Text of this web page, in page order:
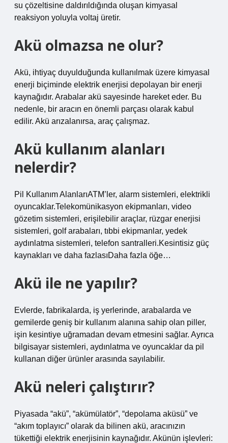
su çözeltisine daldırıldığında oluşan kimyasal
reaksiyon yoluyla voltaj üretir.
Akü olmazsa ne olur?
Akü, ihtiyaç duyulduğunda kullanılmak üzere kimyasal
enerji biçiminde elektrik enerjisi depolayan bir enerji
kaynağıdır. Arabalar akü sayesinde hareket eder. Bu
nedenle, bir aracın en önemli parçası olarak kabul
edilir. Akü arızalanırsa, araç çalışmaz.
Akü kullanım alanları
nelerdir?
Pil Kullanım AlanlarıATM’ler, alarm sistemleri, elektrikli
oyuncaklar.Telekomünikasyon ekipmanları, video
gözetim sistemleri, erişilebilir araçlar, rüzgar enerjisi
sistemleri, golf arabaları, tıbbi ekipmanlar, yedek
aydınlatma sistemleri, telefon santralleri.Kesintisiz güç
kaynakları ve daha fazlasıDaha fazla öğe…
Akü ile ne yapılır?
Evlerde, fabrikalarda, iş yerlerinde, arabalarda ve
gemilerde geniş bir kullanım alanına sahip olan piller,
işin kesintiye uğramadan devam etmesini sağlar. Ayrıca
bilgisayar sistemleri, aydınlatma ve oyuncaklar da pil
kullanan diğer ürünler arasında sayılabilir.
Akü neleri çalıştırır?
Piyasada “akü”, “akümülatör”, “depolama aküsü” ve
“akım toplayıcı” olarak da bilinen akü, aracınızın
tükettiği elektrik enerjisinin kaynağıdır. Akünün işlevleri: